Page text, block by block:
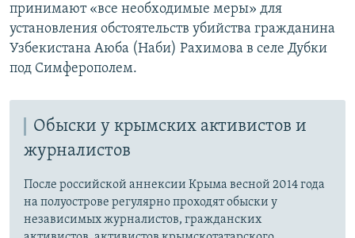
принимают «все необходимые меры» для
установления обстоятельств убийства гражданина
Узбекистана Аюба (Наби) Рахимова в селе Дубки
под Симферополем.
Обыски у крымских активистов и
журналистов
После российской аннексии Крыма весной 2014 года
на полуострове регулярно проходят обыски у
независимых журналистов, гражданских